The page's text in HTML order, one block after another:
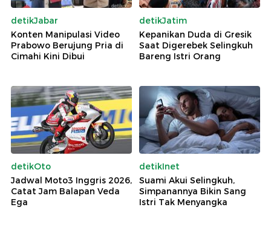
detikJabar
Konten Manipulasi Video
Prabowo Berujung Pria di
Cimahi Kini Dibui
detikJatim
Kepanikan Duda di Gresik
Saat Digerebek Selingkuh
Bareng Istri Orang
detikOto
Jadwal Moto3 Inggris 2026,
Catat Jam Balapan Veda
Ega
detikInet
Suami Akui Selingkuh,
Simpanannya Bikin Sang
Istri Tak Menyangka